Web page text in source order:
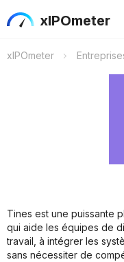
xIPOmeter
xIPOmeter
Tines est une puissante
qui aide les équipes de
travail, à intégrer les
sans nécessiter de